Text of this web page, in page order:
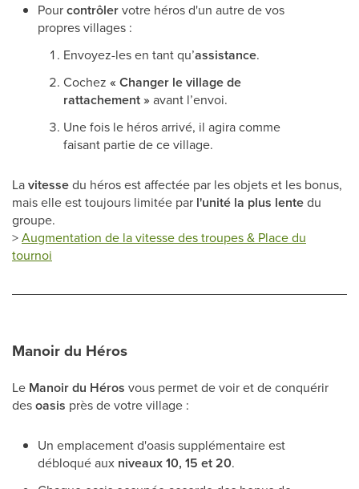
Pourcontrôlervotre héros d'un autre de vos
propres villages :
Envoyez-les en tant qu’assistance.
Cochez « Changer le village de
rattachement » avant l’envoi.
Une fois le héros arrivé, il agira comme
faisant partie de ce village.
Lavitessedu héros est affectée par les objets et les bonus,
mais elle est toujours limitée par l'unité la plus lentedu
groupe.
>Augmentation de la vitesse des troupes & Place du
tournoi
Manoir du Héros
Le Manoir du Héros vous permet de voir et de conquérir
desoasis près de votre village :
Un emplacement d'oasis supplémentaire est
débloqué aux niveaux 10, 15 et 20.